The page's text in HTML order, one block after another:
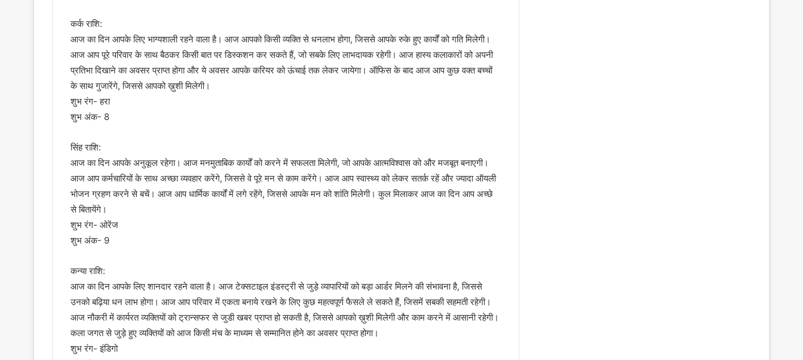
कर्क राशि:
आज का दिन आपके लिए भाग्यशाली रहने वाला है। आज आपको किसी व्यक्ति से धनलाभ होगा, जिससे आपके रुके हुए कार्यों को गति मिलेगी।
आज आप पूरे परिवार के साथ बैठकर किसी बात पर डिस्कशन कर सकते हैं, जो सबके लिए लाभदायक रहेगी। आज हास्य कलाकारों को अपनी
प्रतिभा दिखाने का अवसर प्राप्त होगा और ये अवसर आपके करियर को ऊंचाई तक लेकर जायेगा। ऑफिस के बाद आज आप कुछ वक्त बच्चों
के साथ गुजारेंगे, जिससे आपको ख़ुशी मिलेगी।
शुभ रंग- हरा
शुभ अंक- 8
सिंह राशि:
आज का दिन आपके अनुकूल रहेगा। आज मनमुताबिक कार्यों को करने में सफलता मिलेगी, जो आपके आत्मविश्वास को और मजबूत बनाएगी।
आज आप कर्मचारियों के साथ अच्छा व्यवहार करेंगे, जिससे वे पूरे मन से काम करेंगे। आज आप स्वास्थ्य को लेकर सतर्क रहें और ज्यादा ऑयली
भोजन ग्रहण करने से बचें। आज आप धार्मिक कार्यों में लगे रहेंगे, जिससे आपके मन को शांति मिलेगी। कुल मिलाकर आज का दिन आप अच्छे
से बितायेंगे।
शुभ रंग- ओरेंज
शुभ अंक- 9
कन्या राशि:
आज का दिन आपके लिए शानदार रहने वाला है। आज टेक्सटाइल इंडस्ट्री से जुड़े व्यापारियों को बड़ा आर्डर मिलने की संभावना है, जिससे
उनको बढ़िया धन लाभ होगा। आज आप परिवार में एकता बनाये रखने के लिए कुछ महत्वपूर्ण फैसले ले सकते हैं, जिसमें सबकी सहमती रहेगी।
आज नौकरी में कार्यरत व्यक्तियों को ट्रान्सफर से जुडी खबर प्राप्त हो सकती है, जिससे आपको ख़ुशी मिलेगी और काम करने में आसानी रहेगी।
कला जगत से जुड़े हुए व्यक्तियों को आज किसी मंच के माध्यम से सम्मानित होने का अवसर प्राप्त होगा।
शुभ रंग- इंडिगो